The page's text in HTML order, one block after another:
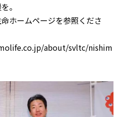
。
ホームページを参照くださ
about/svltc/nishim